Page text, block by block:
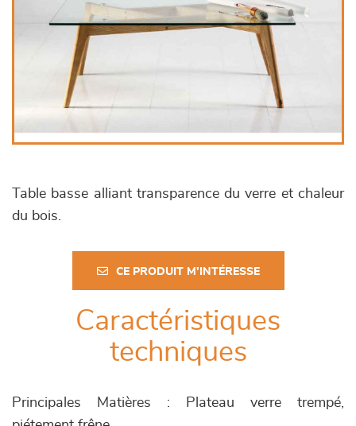
Table basse alliant transparence du verre et chaleur
du bois.
CE PRODUIT M'INTÉRESSE
Caractéristiques
techniques
Principales Matières : Plateau verre trempé,